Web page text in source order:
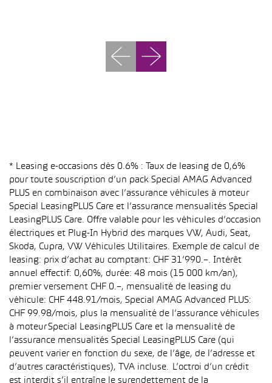
* Leasing e-occasions dès 0.6% : Taux de leasing de 0,6%
pour toute souscription d’un pack Special AMAG Advanced
PLUS en combinaison avec l’assurance véhicules à moteur
Special LeasingPLUS Care et l’assurance mensualités Special
LeasingPLUS Care. Offre valable pour les véhicules d’occasion
électriques et Plug-In Hybrid des marques VW, Audi, Seat,
Skoda, Cupra, VW Véhicules Utilitaires. Exemple de calcul de
leasing: prix d’achat au comptant: CHF 31’990.–. Intérêt
annuel effectif: 0,60%, durée: 48 mois (15 000 km/an),
premier versement CHF 0.–, mensualité de leasing du
véhicule: CHF 448.91/mois, Special AMAG Advanced PLUS:
CHF 99.98/mois, plus la mensualité de l’assurance véhicules
à moteur Special LeasingPLUS Care et la mensualité de
l’assurance mensualités Special LeasingPLUS Care (qui
peuvent varier en fonction du sexe, de l’âge, de l’adresse et
d’autres caractéristiques), TVA incluse. L’octroi d’un crédit
est interdit s’il entraîne le surendettement de la